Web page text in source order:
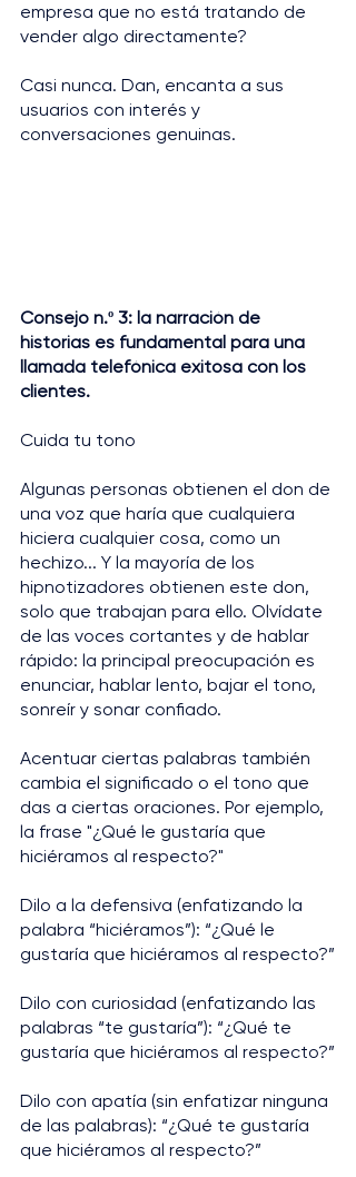
empresa que no está tratando de
vender algo directamente?
Casi nunca. Dan, encanta a sus
usuarios con interés y
conversaciones genuinas.
Consejo n.º 3: la narración de
historias es fundamental para una
llamada telefónica exitosa con los
clientes.
Cuida tu tono
Algunas personas obtienen el don de
una voz que haría que cualquiera
hiciera cualquier cosa, como un
hechizo... Y la mayoría de los
hipnotizadores obtienen este don,
solo que trabajan para ello. Olvídate
de las voces cortantes y de hablar
rápido: la principal preocupación es
enunciar, hablar lento, bajar el tono,
sonreír y sonar confiado.
Acentuar ciertas palabras también
cambia el significado o el tono que
das a ciertas oraciones. Por ejemplo,
la frase "¿Qué le gustaría que
hiciéramos al respecto?"
Dilo a la defensiva (enfatizando la
palabra “hiciéramos”): “¿Qué le
gustaría que hiciéramos al respecto?”
Dilo con curiosidad (enfatizando las
palabras “te gustaría”): “¿Qué te
gustaría que hiciéramos al respecto?”
Dilo con apatía (sin enfatizar ninguna
de las palabras): “¿Qué te gustaría
que hiciéramos al respecto?”